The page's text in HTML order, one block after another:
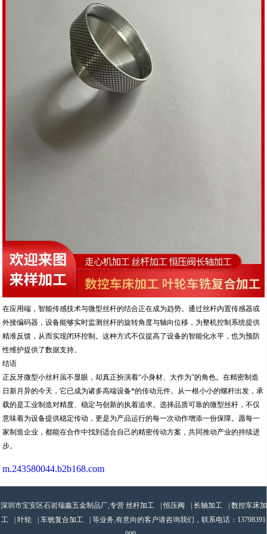
在应用端，智能传感技术与微型丝杆的结合正在成为趋势。通过丝杆内置传感器或
外接编码器，设备能够实时监测丝杆的旋转角度与轴向位移，为整机控制系统提供
精准反馈，从而实现闭环控制。这种方式不仅提高了设备的智能化水平，也为预防
性维护提供了数据支持。
结语
正反牙微型小丝杆虽不显眼，却真正扮演着“小身材、大作为”的角色。在精密制造
日新月异的今天，它已成为诸多高端设备*的传动元件。从一根小小的螺杆出发，承
载的是工业制造对精度、稳定与创新的执着追求。选择品质可靠的微型丝杆，不仅
意味着为设备提供稳定传动，更是为产品运行的每一次动作增添一份保障。愿每一
家制造企业，都能在合作中找到适合自己的精密传动方案，共同推动产业的持续进
步。
m.243580044.b2b168.com
深圳市宝安区石岩瑞鑫五金制品厂,专营 丝杆加工 |恒压阀 | 长轴加工 | 数控车床加
工
| 叶轮 | 车铣复合加工 | 等业务,有意向的客户请咨询我们，联系电话： 13798391